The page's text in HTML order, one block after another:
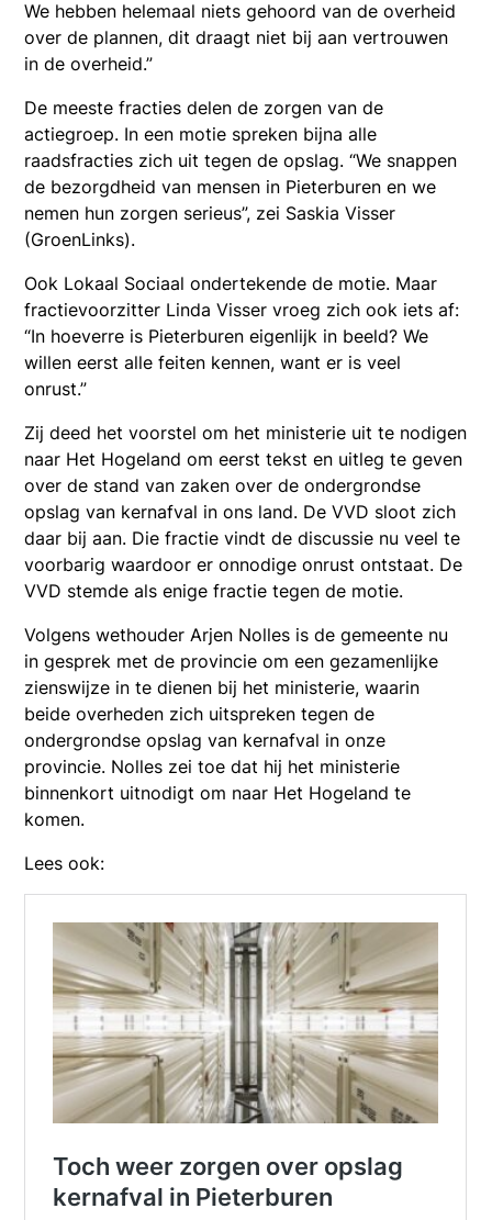
We hebben helemaal niets gehoord van de overheid
over de plannen, dit draagt niet bij aan vertrouwen
in de overheid.”
De meeste fracties delen de zorgen van de
actiegroep. In een motie spreken bijna alle
raadsfracties zich uit tegen de opslag. “We snappen
de bezorgdheid van mensen in Pieterburen en we
nemen hun zorgen serieus”, zei Saskia Visser
(GroenLinks).
Ook Lokaal Sociaal ondertekende de motie. Maar
fractievoorzitter Linda Visser vroeg zich ook iets af:
“In hoeverre is Pieterburen eigenlijk in beeld? We
willen eerst alle feiten kennen, want er is veel
onrust.”
Zij deed het voorstel om het ministerie uit te nodigen
naar Het Hogeland om eerst tekst en uitleg te geven
over de stand van zaken over de ondergrondse
opslag van kernafval in ons land. De VVD sloot zich
daar bij aan. Die fractie vindt de discussie nu veel te
voorbarig waardoor er onnodige onrust ontstaat. De
VVD stemde als enige fractie tegen de motie.
Volgens wethouder Arjen Nolles is de gemeente nu
in gesprek met de provincie om een gezamenlijke
zienswijze in te dienen bij het ministerie, waarin
beide overheden zich uitspreken tegen de
ondergrondse opslag van kernafval in onze
provincie. Nolles zei toe dat hij het ministerie
binnenkort uitnodigt om naar Het Hogeland te
komen.
Lees ook: